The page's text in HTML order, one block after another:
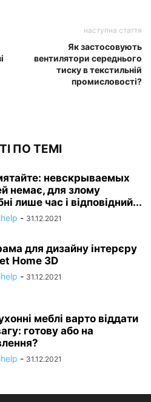
наступна стаття
Як застосовують
вентилятори середнього
тиску в текстильній
промисловості?
ПО ТЕМІ
невскрываемых
немає, для злому
лише час і відповідний...
- 31.12.2021
для дизайну інтерєру
Home 3D
- 31.12.2021
меблі варто віддати
готову або на
- 31.12.2021